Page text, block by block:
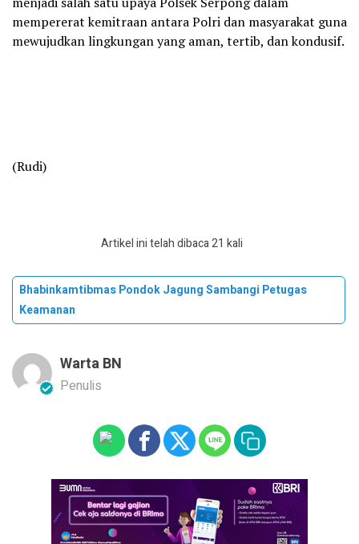
mempererat kemitraan antara Polri dan masyarakat guna
mewujudkan lingkungan yang aman, tertib, dan kondusif.
(Rudi)
Artikel ini telah dibaca 21 kali
Bhabinkamtibmas Pondok Jagung Sambangi Petugas
Keamanan
Warta BN
Penulis